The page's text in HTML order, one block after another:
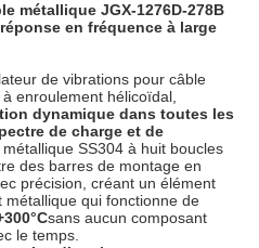
métallique JGX-1276D-278B
en fréquence à large
de vibrations pour câble
enroulement hélicoïdal,
dynamique dans toutes les
de charge et de
métallique SS304 à huit boucles
des barres de montage en
précision, créant un élément
qui fonctionne de
sans aucun composant
le temps.